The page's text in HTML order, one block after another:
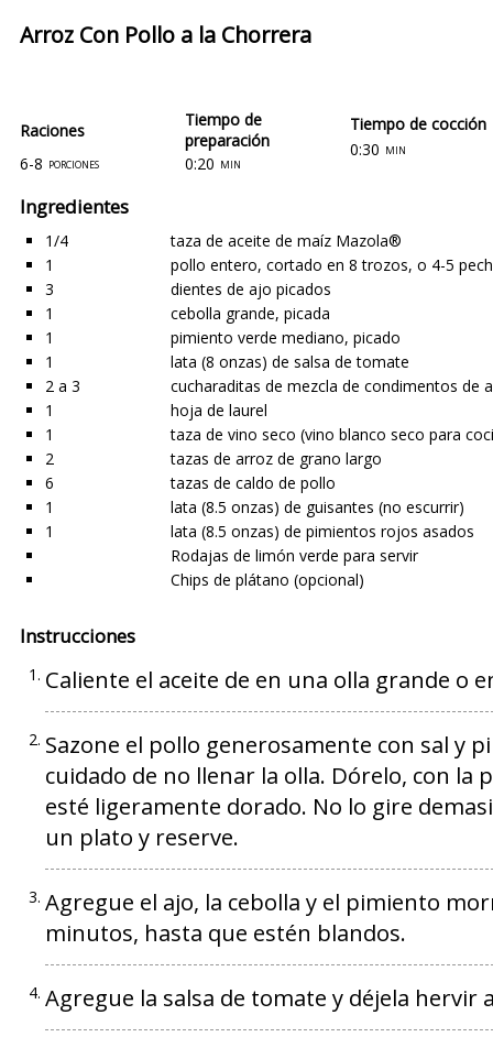
Arroz Con Pollo a la Chorrera
Raciones
Tiempo de
preparación
6-8 porciones 0:20 min
Tiempo de cocción
0:30 min
Ingredientes
1/4
taza de aceite de maíz Mazola®
1
pollo entero, cortado en 8 trozos, o 4-5
3
dientes de ajo picados
1
cebolla grande, picada
1
pimiento verde mediano, picado
1
lata (8 onzas) de salsa de tomate
2 a 3
cucharaditas de mezcla de condimentos de
1
hoja de laurel
1
taza de vino seco (vino blanco seco para
2
tazas de arroz de grano largo
6
tazas de caldo de pollo
1
lata (8.5 onzas) de guisantes (no escurrir)
1
lata (8.5 onzas) de pimientos rojos asados
Rodajas de limón verde para servir
Chips de plátano (opcional)
Instrucciones
Caliente el aceite de en una olla grande o
Sazone el pollo generosamente con sal y
cuidado de no llenar la olla. Dórelo, con
esté ligeramente dorado. No lo gire
un plato y reserve.
Agregue el ajo, la cebolla y el pimiento
minutos, hasta que estén blandos.
Agregue la salsa de tomate y déjela